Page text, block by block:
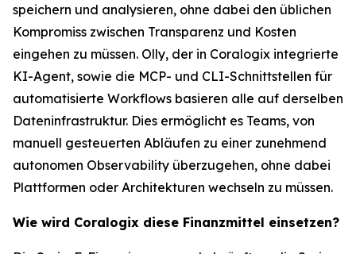
speichern und analysieren, ohne dabei den üblichen
Kompromiss zwischen Transparenz und Kosten
eingehen zu müssen. Olly, der in Coralogix integrierte
KI-Agent, sowie die MCP- und CLI-Schnittstellen für
automatisierte Workflows basieren alle auf derselben
Dateninfrastruktur. Dies ermöglicht es Teams, von
manuell gesteuerten Abläufen zu einer zunehmend
autonomen Observability überzugehen, ohne dabei
Plattformen oder Architekturen wechseln zu müssen.
Wie wird Coralogix diese Finanzmittel einsetzen?